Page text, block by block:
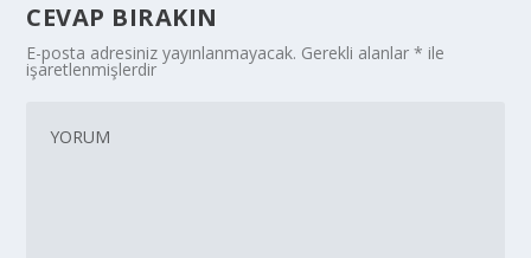
CEVAP BIRAKIN
E-posta adresiniz yayınlanmayacak. Gerekli alanlar* ile
işaretlenmişlerdir